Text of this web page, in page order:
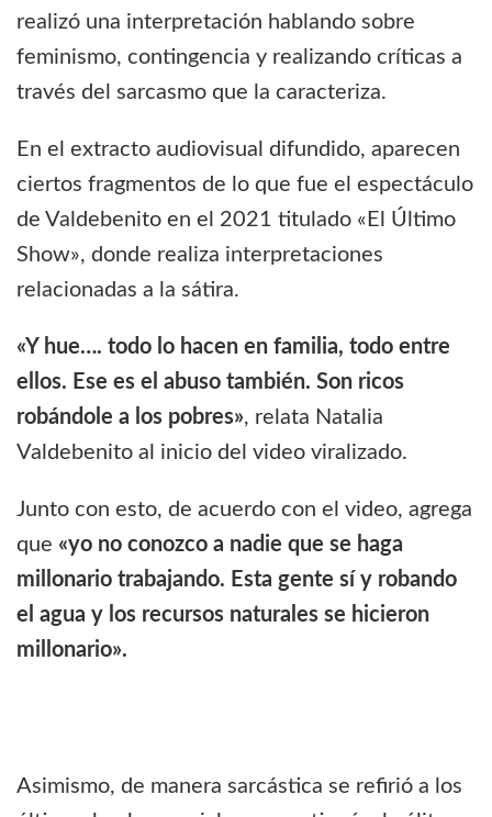
realizó una interpretación hablando sobre
feminismo, contingencia y realizando críticas a
través del sarcasmo que la caracteriza.
En el extracto audiovisual difundido, aparecen
ciertos fragmentos de lo que fue el espectáculo
de Valdebenito en el 2021 titulado «El Último
Show», donde realiza interpretaciones
relacionadas a la sátira.
«Y hue…. todo lo hacen en familia, todo entre
ellos. Ese es el abuso también. Son ricos
robándole a los pobres», relata Natalia
Valdebenito al inicio del video viralizado.
Junto con esto, de acuerdo con el video, agrega
que «yo no conozco a nadie que se haga
millonario trabajando. Esta gente sí y robando
el agua y los recursos naturales se hicieron
millonario».
Asimismo, de manera sarcástica se refirió a los